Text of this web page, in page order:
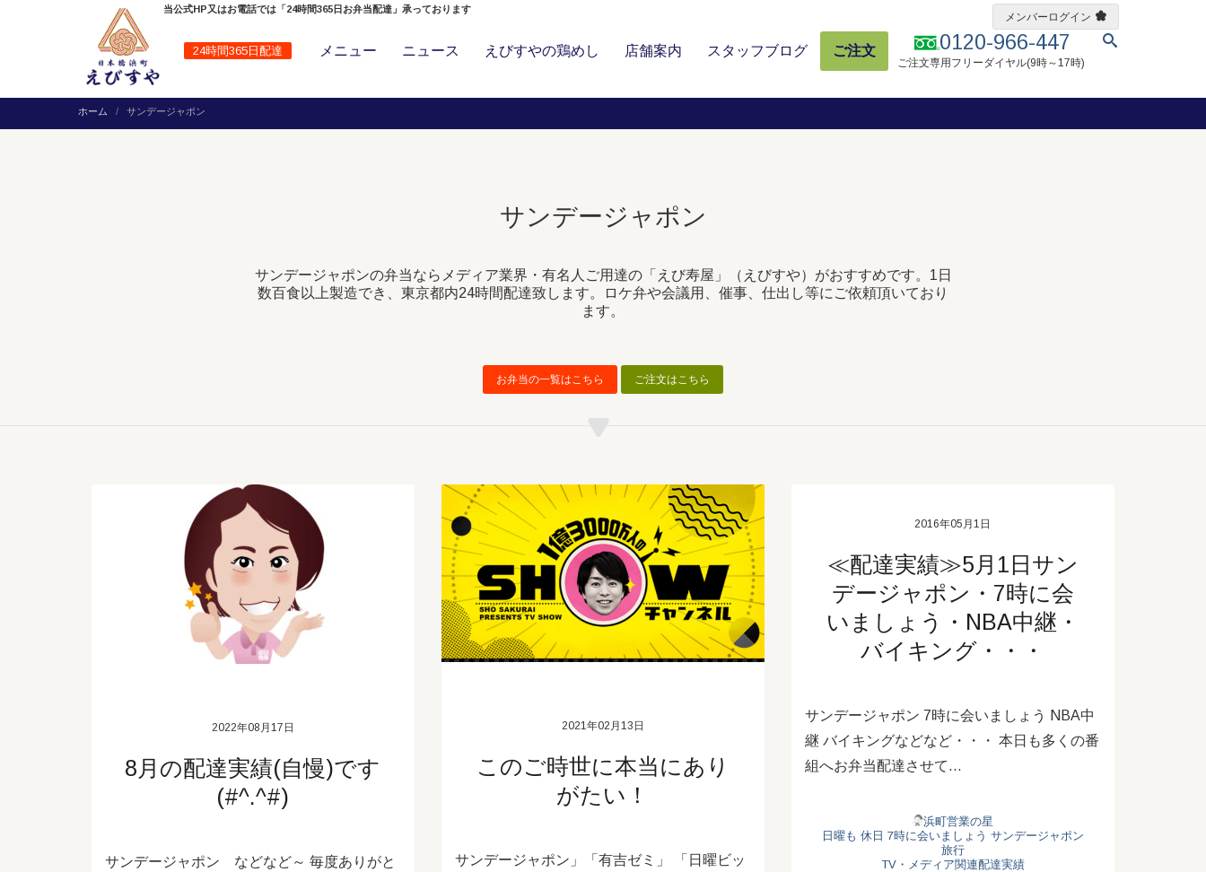
24時間365日配達 0120-966-447
ご注文専用フリーダイヤル(9時～17時)
メニュー ニュース えびすやの鶏めし 店舗案内 スタッフブログ ご注文
当公式HP又はお電話では「24時間365日お弁当配達」承っております
メンバーログイン
ホーム サンデージャポン
サンデージャポン
サンデージャポンの弁当ならメディア業界・有名人ご用達の「えび寿屋」（えびすや）がおすすめです。1日
数百食以上製造でき、東京都内24時間配達致します。ロケ弁や会議用、催事、仕出し等にご依頼頂いており
ます。
お弁当の一覧はこちら ご注文はこちら
2022年08月17日
8月の配達実績(自慢)です
(#^.^#)
サンデージャポン などなど～ 毎度ありがと
2021年02月13日
このご時世に本当にあり
がたい！
サンデージャポン」「有吉ゼミ」 「日曜ビッ
2016年05月1日
≪配達実績≫5月1日サン
デージャポン・7時に会
いましょう・NBA中継・
バイキング・・・
サンデージャポン 7時に会いましょう NBA中
継 バイキングなどなど・・・ 本日も多くの番
組へお弁当配達させて…
浜町営業の星
日曜も 休日 7時に会いましょう サンデージャポン
旅行
TV・メディア関連配達実績